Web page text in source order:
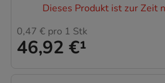
Dieses Produkt ist zur Zeit
46,92 €¹
0,47 € pro 1 Stk